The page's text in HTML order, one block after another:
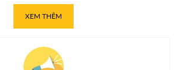
XEM THÊM